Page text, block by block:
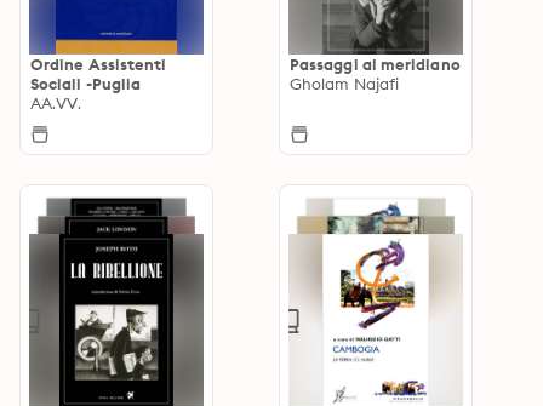
Ordine Assistenti
Sociali -Puglia
AA.VV.
Passaggi al meridiano
Gholam Najafi